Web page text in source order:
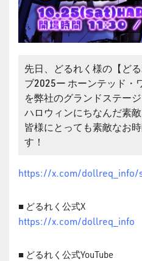
先日、どるれく様の【ど
ブ2025ー ホーンテッド・
を弊社のグランドステー
ハロウィンにちなんだ素
皆様にとっても素敵なお
す！
https://x.com/dollreq_info/
■ どるれく公式X
https://x.com/dollreq_info
■ どるれく公式YouTube